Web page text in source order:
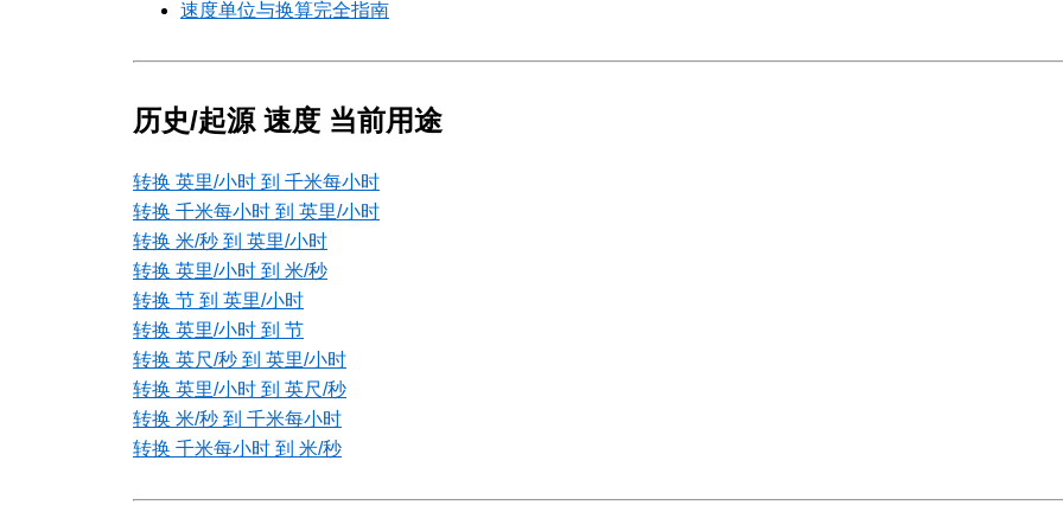
速度单位与换算完全指南
历史/起源 速度 当前用途
转换 英里/小时 到 千米每小时
转换 千米每小时 到 英里/小时
转换 米/秒 到 英里/小时
转换 英里/小时 到 米/秒
转换 节 到 英里/小时
转换 英里/小时 到 节
转换 英尺/秒 到 英里/小时
转换 英里/小时 到 英尺/秒
转换 米/秒 到 千米每小时
转换 千米每小时 到 米/秒